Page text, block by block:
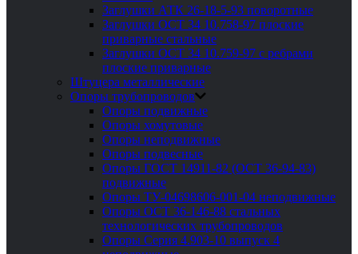
Заглушки АТК 26-18-5-93 поворотные
Заглушки ОСТ 34 10.758-97 плоские
приварные стальные
Заглушки ОСТ 34 10.759-97 с ребрами
плоские приварные
Штуцера металлические
Опоры трубопроводов
Опоры подвижные
Опоры хомутовые
Опоры неподвижные
Опоры подвесные
Опоры ГОСТ 14911-82 (ОСТ 36-94-83)
подвижные
Опоры ТУ-04698606-001-04 неподвижные
Опоры ОСТ 36-146-88 стальных
технологических трубопроводов
Опоры Серия 4.903-10 выпуск 4